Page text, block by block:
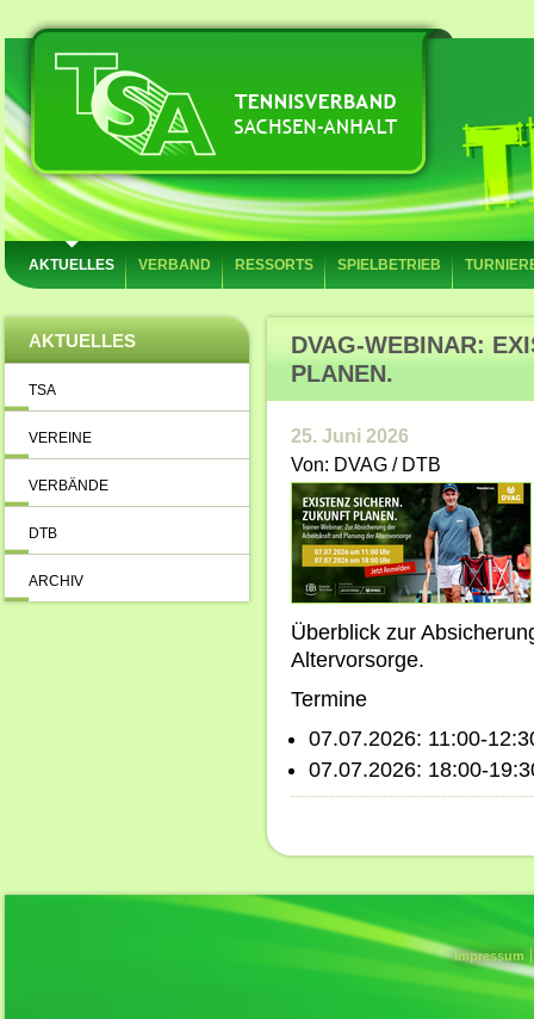
AKTUELLES VERBAND RESSORTS SPIELBETRIEB
AKTUELLES
TSA
VEREINE
VERBÄNDE
DTB
ARCHIV
DVAG-WEBINAR:
PLANEN.
25. Juni 2026
Von: DVAG / DTB
Überblick zur
Altervorsorge.
Termine
07.07.2026: 11:00-
07.07.2026: 18:00-
Impressum